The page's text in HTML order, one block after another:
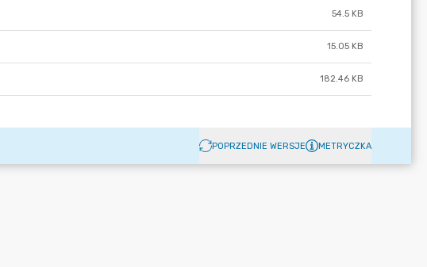
54.5 KB
15.05 KB
182.46 KB
POPRZEDNIE WERSJE METRYCZKA